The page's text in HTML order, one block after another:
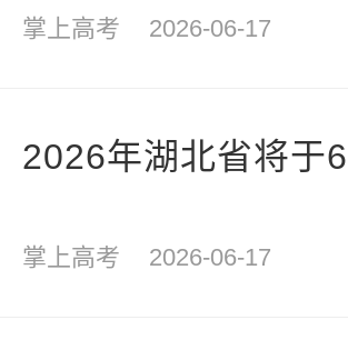
掌上高考 2026-06-17
2026年湖北省将于
掌上高考 2026-06-17